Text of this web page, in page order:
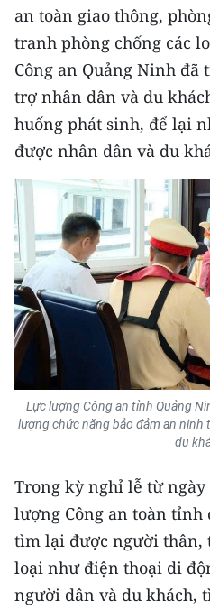
TIN ĐỊA PHƯƠNG
Trung du và miền núi phía
Đồng bằng sông Hồng
Bắc Trung Bộ
Duyên hải Nam Trung Bộ
Nguyên
Đông Nam Bộ
Đồng bằng sông Cửu
Chuyên trang Hà Nội
Chuyên trang TP. Hồ Chí
CHUYÊN ĐỀ
VỀ BÁO NHÂN DÂN
THỜI NAY
NHÂN DÂN CUỐI TUẦN
an toàn giao thông,
tranh phòng chống các
Công an Quảng Ninh đã
trợ nhân dân và du
huống phát sinh, để lại
được nhân dân và du
Lực lượng Công an tỉnh Quảng
lượng chức năng bảo đảm an
du
Trong kỳ nghỉ lễ từ ngày
lượng Công an toàn tỉnh
tìm lại được người thân,
loại như điện thoại di
người dân và du khách,